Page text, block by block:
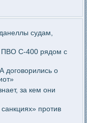
судам,
ПВО С-400 рядом с
договорились о
за кем они
против